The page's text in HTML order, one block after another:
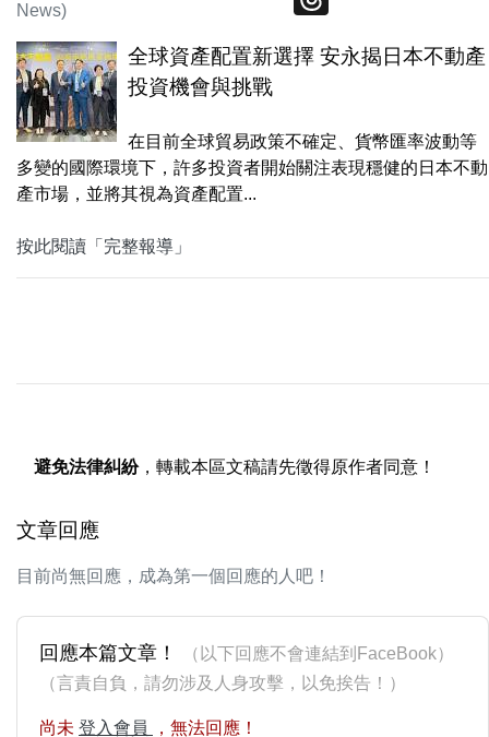
News)
全球資產配置新選擇 安永揭日本不動產
投資機會與挑戰
在目前全球貿易政策不確定、貨幣匯率波動等
多變的國際環境下，許多投資者開始關注表現穩健的日本不動
產市場，並將其視為資產配置...
按此閱讀「完整報導」
避免法律糾紛，轉載本區文稿請先徵得原作者同意！
文章回應
目前尚無回應，成為第一個回應的人吧！
回應本篇文章！
（以下回應不會連結到FaceBook）
（言責自負，請勿涉及人身攻擊，以免挨告！）
尚未 登入會員 ，無法回應！